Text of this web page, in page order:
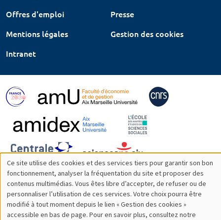
Offres d'emploi
Presse
Mentions légales
Gestion des cookies
Intranet
Utilisation
des
données
Ce site utilise des cookies et des services tiers pour garantir son bon
fonctionnement, analyser la fréquentation du site et proposer des
contenus multimédias. Vous êtes libre d’accepter, de refuser ou de
personnaliser l’utilisation de ces services. Votre choix pourra être
modifié à tout moment depuis le lien « Gestion des cookies »
accessible en bas de page. Pour en savoir plus, consultez notre